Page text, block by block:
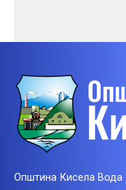
Општина Кисела Вода